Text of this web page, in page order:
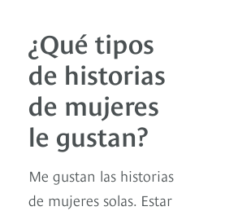
¿Qué tipos
de historias
de mujeres
le gustan?
Me gustan las historias
de mujeres solas. Estar